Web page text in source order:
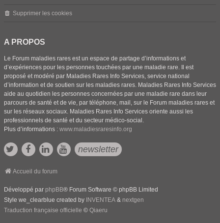
Supprimer les cookies
A PROPOS
Le Forum maladies rares est un espace de partage d’informations et
d’expériences pour les personnes touchées par une maladie rare. Il est
proposé et modéré par Maladies Rares Info Services, service national
d’information et de soutien sur les maladies rares. Maladies Rares Info Services
aide au quotidien les personnes concernées par une maladie rare dans leur
parcours de santé et de vie, par téléphone, mail, sur le Forum maladies rares et
sur les réseaux sociaux. Maladies Rares Info Services oriente aussi les
professionnels de santé et du secteur médico-social.
Plus d’informations : www.maladiesraresinfo.org
newsletter
Accueil du forum
Développé par phpBB® Forum Software © phpBB Limited
Style we_clearblue created by INVENTEA & nextgen
Traduction française officielle © Qiaeru